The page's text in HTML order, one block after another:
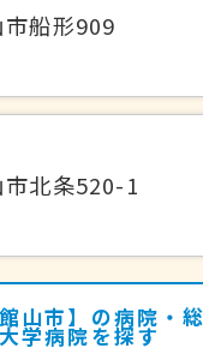
船形909
市北条520-1
山市】の病院・
大学病院を探す